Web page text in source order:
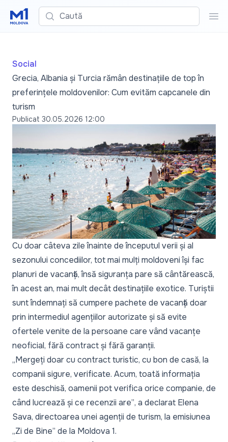
Caută
Social
Grecia, Albania și Turcia rămân destinațiile de top în
preferințele moldovenilor: Cum evităm capcanele din
turism
Publicat 30.05.2026 12:00
Cu doar câteva zile înainte de începutul verii și al
sezonului concediilor, tot mai mulți moldoveni își fac
planuri de vacanță, însă siguranța pare să cântărească,
în acest an, mai mult decât destinațiile exotice. Turiștii
sunt îndemnați să cumpere pachete de vacanță doar
prin intermediul agențiilor autorizate și să evite
ofertele venite de la persoane care vând vacanțe
neoficial, fără contract și fără garanții.
„Mergeți doar cu contract turistic, cu bon de casă, la
companii sigure, verificate. Acum, toată informația
este deschisă, oamenii pot verifica orice companie, de
când lucrează și ce recenzii are”, a declarat Elena
Sava, directoarea unei agenții de turism, la emisiunea
„Zi de Bine” de la Moldova 1.